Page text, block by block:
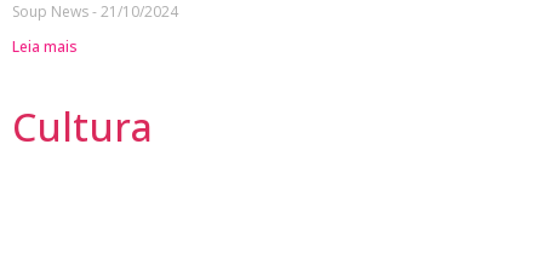
Soup News 21/10/2024
Leia mais
Cultura